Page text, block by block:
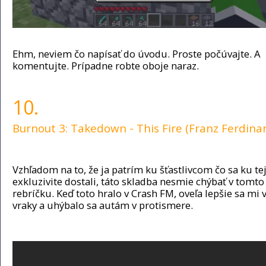
Ehm, neviem čo napísať do úvodu. Proste počúvajte. A
komentujte. Prípadne robte oboje naraz.
10.
Burnout 3: Takedown - This Fire (Franz
Vzhľadom na to, že ja patrím ku šťastlivcom čo sa ku
exkluzivite dostali, táto skladba nesmie chýbať v tomto
rebríčku. Keď toto hralo v Crash FM, oveľa lepšie sa mi
vraky a uhýbalo sa autám v protismere.